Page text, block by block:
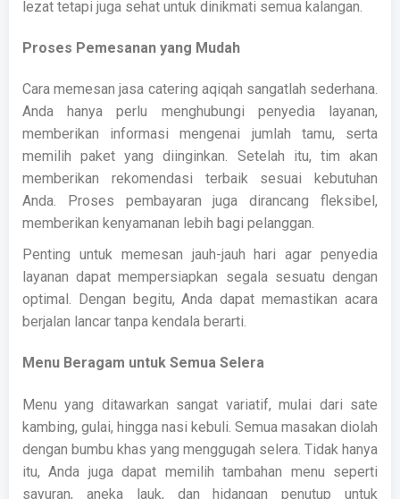
lezat tetapi juga sehat untuk dinikmati semua kalangan.
Proses Pemesanan yang Mudah
Cara memesan jasa catering aqiqah sangatlah sederhana.
Anda hanya perlu menghubungi penyedia layanan,
memberikan informasi mengenai jumlah tamu, serta
memilih paket yang diinginkan. Setelah itu, tim akan
memberikan rekomendasi terbaik sesuai kebutuhan
Anda. Proses pembayaran juga dirancang fleksibel,
memberikan kenyamanan lebih bagi pelanggan.
Penting untuk memesan jauh-jauh hari agar penyedia
layanan dapat mempersiapkan segala sesuatu dengan
optimal. Dengan begitu, Anda dapat memastikan acara
berjalan lancar tanpa kendala berarti.
Menu Beragam untuk Semua Selera
Menu yang ditawarkan sangat variatif, mulai dari sate
kambing, gulai, hingga nasi kebuli. Semua masakan diolah
dengan bumbu khas yang menggugah selera. Tidak hanya
itu, Anda juga dapat memilih tambahan menu seperti
sayuran, aneka lauk, dan hidangan penutup untuk